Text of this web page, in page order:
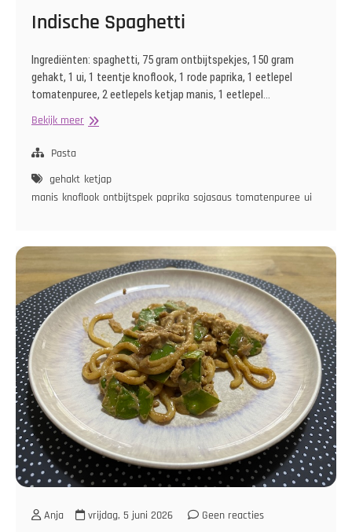
Indische Spaghetti
Ingrediënten: spaghetti, 75 gram ontbijtspekjes, 150 gram
gehakt, 1 ui, 1 teentje knoflook, 1 rode paprika, 1 eetlepel
tomatenpuree, 2 eetlepels ketjap manis, 1 eetlepel…
Bekijk meerIndische
Pasta
gehakt ketjap
manis knoflook ontbijtspek paprika sojasaus tomatenpuree ui
Anja vrijdag, 5 juni 2026 Geen reacties